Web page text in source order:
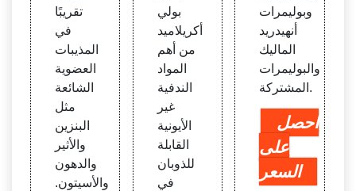
تقريبًا
في
المذيبات
العضوية
الشائعة
مثل
البنزين
والأثير
والدهون
والأسيتون.
بولي
أكريلاميد
من أهم
المواد
الندفية
غير
الأيونية
القابلة
للذوبان
في
وبوليمرات
أنهيدريد
الماليك
والبوليمرات
المشتركة.
احصل
على
السعر